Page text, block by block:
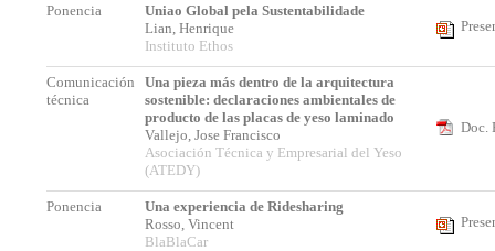
Ponencia
Uniao Global pela Sustentabilidade
Lian, Henrique
Instituto Ethos
Comunicación
técnica
Una pieza más dentro de la arquitectura
sostenible: declaraciones ambientales de
producto de las placas de yeso laminado
Vallejo, Jose Francisco
Asociación Técnica y Empresarial del Yeso
(ATEDY)
Doc.
Ponencia
Una experiencia de Ridesharing
Rosso, Vincent
BlaBlaCar